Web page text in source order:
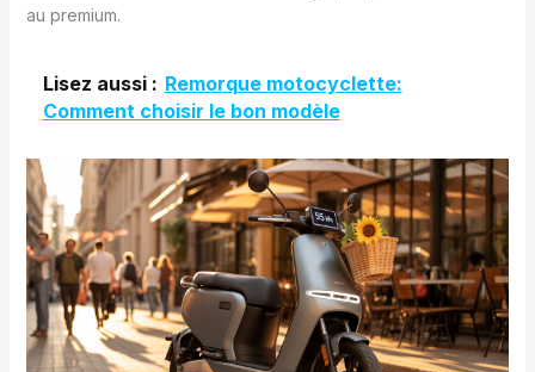
au premium.
Lisez aussi : Remorque motocyclette:
Comment choisir le bon modèle